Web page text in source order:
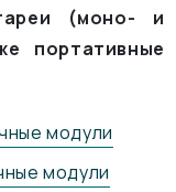
(моно- и
портативные
модули
модули